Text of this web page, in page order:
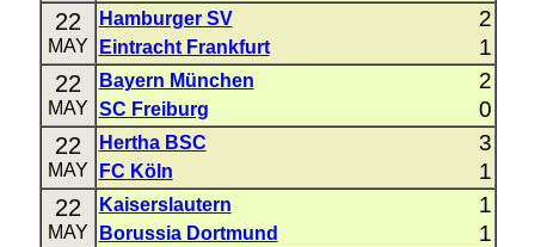
22
MAY
Hamburger SV 2
Eintracht Frankfurt 1
22
MAY
Bayern München 2
SC Freiburg 0
22
MAY
Hertha BSC 3
FC Köln 1
22
MAY
Kaiserslautern 1
Borussia Dortmund 1